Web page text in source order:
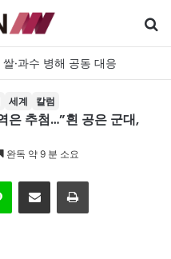
·과수 병해 공동 대응
세계 칼럼
추첨…”흰 공은 군대,
완독 약 9 분 소요
이메일